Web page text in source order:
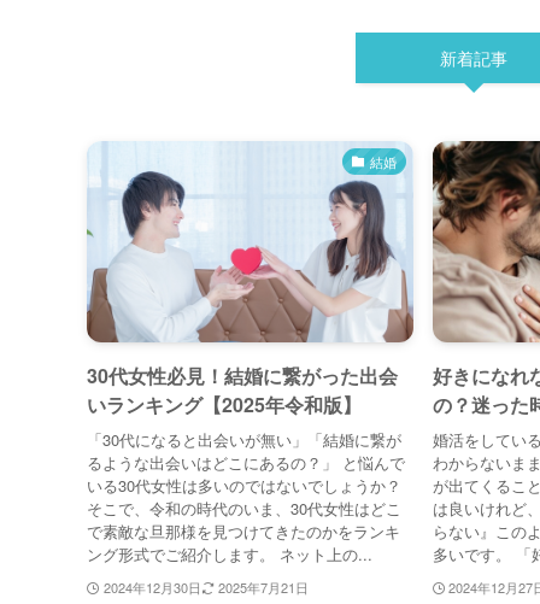
新着記事
結婚
30代女性必見！結婚に繋がった出会
いランキング【2025年令和版】
「30代になると出会いが無い」「結婚に繋が
るような出会いはどこにあるの？」 と悩んで
いる30代女性は多いのではないでしょうか？
そこで、令和の時代のいま、30代女性はどこ
で素敵な旦那様を見つけてきたのかをランキ
ング形式でご紹介します。 ネット上の...
2024年12月30日
2025年7月21日
好きになれ
の？迷った
婚活をしてい
わからないま
が出てくるこ
は良いけれど
らない』この
多いです。 「
2024年12月27